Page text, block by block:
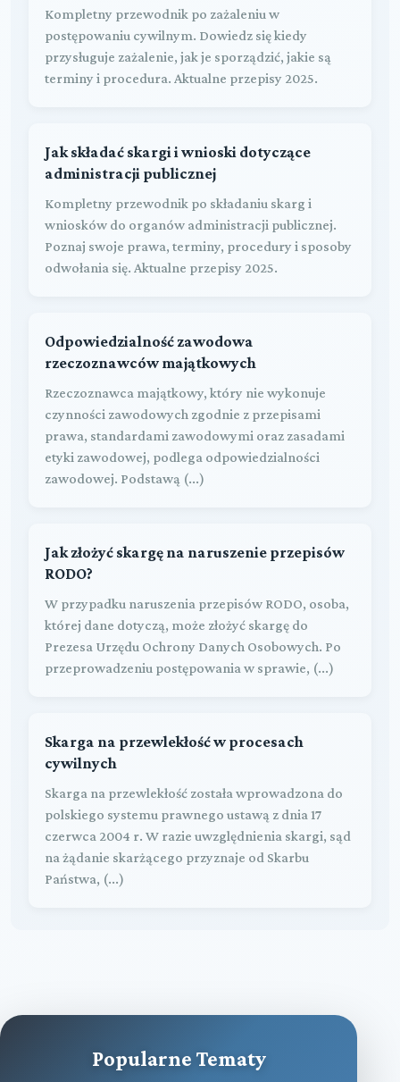
Kompletny przewodnik po zażaleniu w
postępowaniu cywilnym. Dowiedz się kiedy
przysługuje zażalenie, jak je sporządzić, jakie są
terminy i procedura. Aktualne przepisy 2025.
Jak składać skargi i wnioski dotyczące
administracji publicznej
Kompletny przewodnik po składaniu skarg i
wniosków do organów administracji publicznej.
Poznaj swoje prawa, terminy, procedury i sposoby
odwołania się. Aktualne przepisy 2025.
Odpowiedzialność zawodowa
rzeczoznawców majątkowych
Rzeczoznawca majątkowy, który nie wykonuje
czynności zawodowych zgodnie z przepisami
prawa, standardami zawodowymi oraz zasadami
etyki zawodowej, podlega odpowiedzialności
zawodowej. Podstawą (...)
Jak złożyć skargę na naruszenie przepisów
RODO?
W przypadku naruszenia przepisów RODO, osoba,
której dane dotyczą, może złożyć skargę do
Prezesa Urzędu Ochrony Danych Osobowych. Po
przeprowadzeniu postępowania w sprawie, (...)
Skarga na przewlekłość w procesach
cywilnych
Skarga na przewlekłość została wprowadzona do
polskiego systemu prawnego ustawą z dnia 17
czerwca 2004 r. W razie uwzględnienia skargi, sąd
na żądanie skarżącego przyznaje od Skarbu
Państwa, (...)
Popularne Tematy